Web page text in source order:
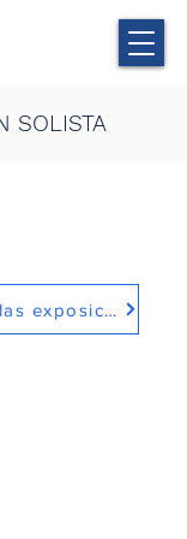
SOLISTA
Volver a todas las exposiciones